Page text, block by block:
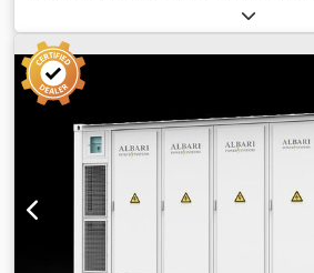
baterie, cena za kus: 1900 Kč, celková
3800 Kč. Dedpfx Abjzlhxvsweck